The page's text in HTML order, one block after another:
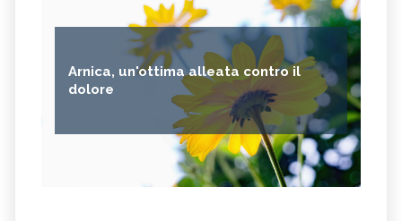
Arnica, un'ottima alleata contro il
dolore